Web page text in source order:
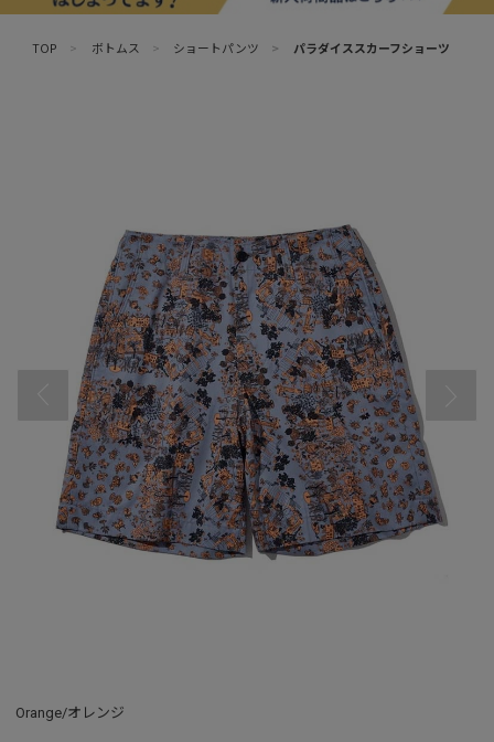
TOP > ボトムス > ショートパンツ > パラダイススカーフショーツ
Orange/オレンジ